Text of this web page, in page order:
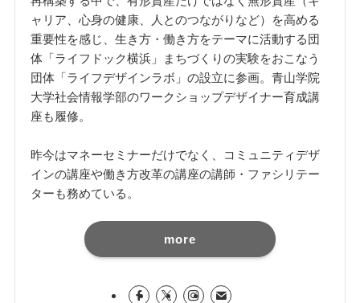
ャリア、心身の健康、人とのつながりなど）を高める
重要性を感じ、生き方・働き方をテーマに活動する団
体「ライフドック横浜」まちづくりの実験をおこなう
団体「ライフデザインラボ」の設立に参画。青山学院
大学社会情報学部のワークショップデザイナー育成講
座も履修。
昨今はマネーセミナーだけでなく、コミュニティデザ
インの講座や働き方改革の講座の講師・ファシリテー
ターも務めている。
more